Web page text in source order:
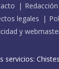
Redacción
legales
y
servicios: Chistes